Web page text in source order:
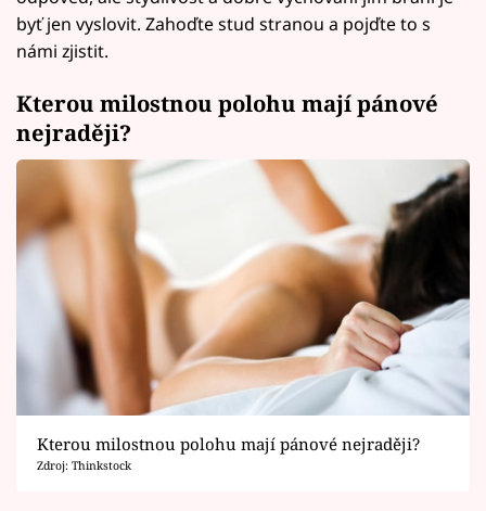
byť jen vyslovit. Zahoďte stud stranou a pojďte to s
námi zjistit.
Kterou milostnou polohu mají pánové
nejraději?
Kterou milostnou polohu mají pánové nejraději?
Zdroj: Thinkstock